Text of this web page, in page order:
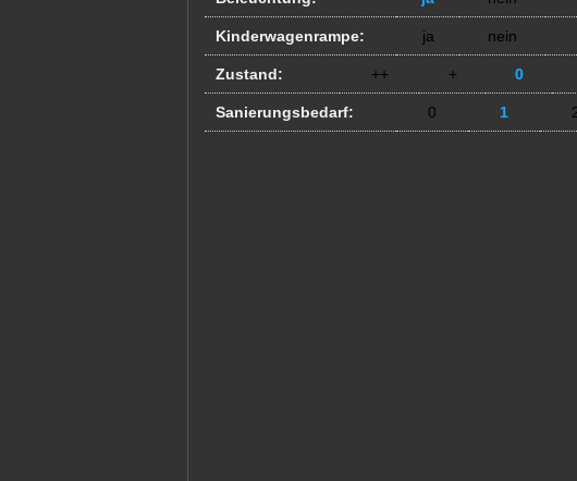
Kinderwagenrampe: ja nein
Zustand: ++ + 0
Sanierungsbedarf: 0 1